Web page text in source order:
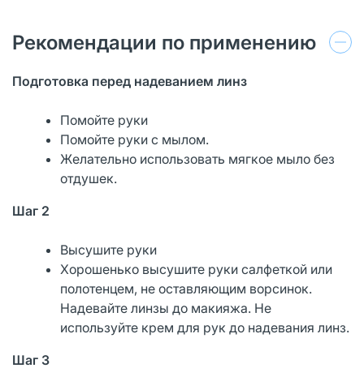
Рекомендации по применению
Подготовка перед надеванием линз
Помойте руки
Помойте руки с мылом.
Желательно использовать мягкое мыло без
отдушек.
Шаг 2
Высушите руки
Хорошенько высушите руки салфеткой или
полотенцем, не оставляющим ворсинок.
Надевайте линзы до макияжа. Не
используйте крем для рук до надевания линз.
Шаг 3